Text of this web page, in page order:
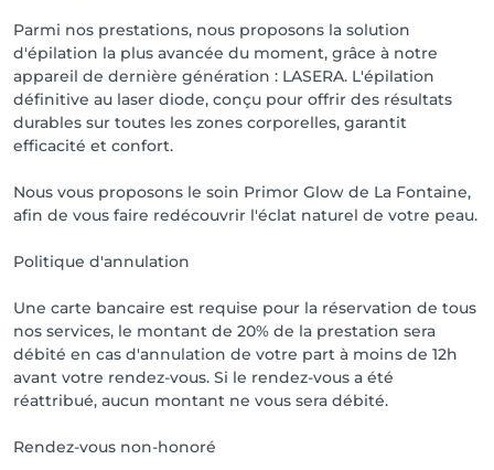
Parmi nos prestations, nous proposons la solution
d'épilation la plus avancée du moment, grâce à notre
appareil de dernière génération : LASERA. L'épilation
définitive au laser diode, conçu pour offrir des résultats
durables sur toutes les zones corporelles, garantit
efficacité et confort.
Nous vous proposons le soin Primor Glow de La Fontaine,
afin de vous faire redécouvrir l'éclat naturel de votre peau.
Politique d'annulation
Une carte bancaire est requise pour la réservation de tous
nos services, le montant de 20% de la prestation sera
débité en cas d'annulation de votre part à moins de 12h
avant votre rendez-vous. Si le rendez-vous a été
réattribué, aucun montant ne vous sera débité.
Rendez-vous non-honoré